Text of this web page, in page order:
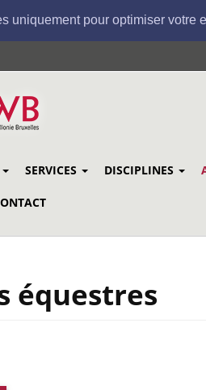
uniquement pour optimiser votre
SERVICES DISCIPLINES
équestres